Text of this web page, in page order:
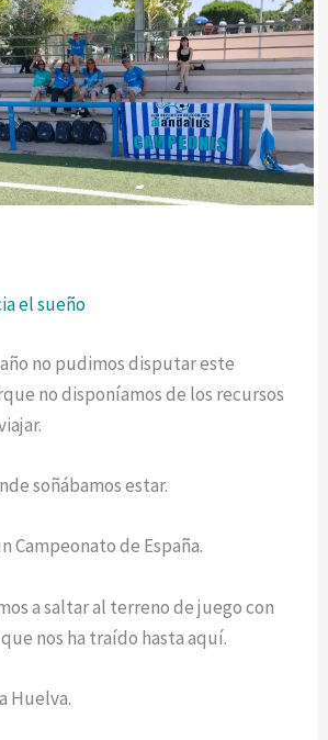
el sueño
no pudimos disputar este
no disponíamos de los recursos
soñábamos estar.
Campeonato de España.
a saltar al terreno de juego con
nos ha traído hasta aquí.
Huelva.